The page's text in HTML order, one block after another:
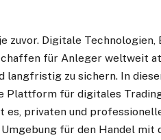
zuvor. Digitale Technologien,
für Anleger weltweit
langfristig zu sichern. In
Plattform für digitales
es, privaten und
für den Handel mit